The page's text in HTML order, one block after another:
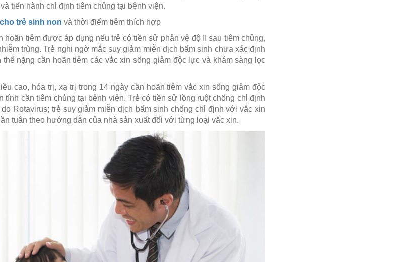
tiến hành chỉ định tiêm chủng tại bệnh viện.
trẻ sinh non và thời điểm tiêm thích hợp
tiêm được áp dụng nếu trẻ có tiền sử phản vệ độ II sau tiêm chủng,
trùng. Trẻ nghi ngờ mắc suy giảm miễn dịch bẩm sinh chưa xác định
nặng cần hoãn tiêm các vắc xin sống giảm độc lực và khám sàng lọc
cao, hóa trị, xạ trị trong 14 ngày cần hoãn tiêm vắc xin sống giảm độc
tính cần tiêm chủng tại bệnh viện. Trẻ có tiền sử lồng ruột chống chỉ định
Rotavirus; trẻ suy giảm miễn dịch bẩm sinh chống chỉ định với vắc xin
tuân theo hướng dẫn của nhà sản xuất đối với từng loại vắc xin.